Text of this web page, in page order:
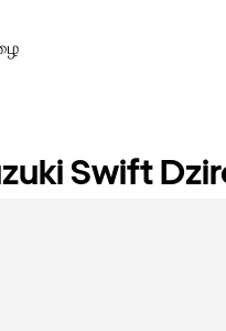
Swift